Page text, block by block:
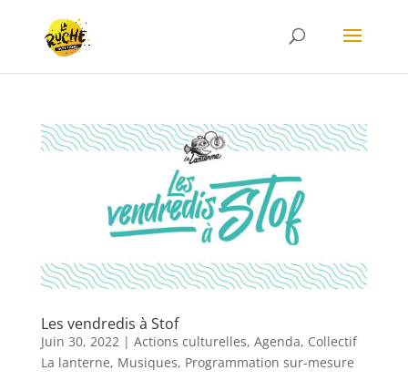
Les vendredis à Stof
Juin 30, 2022| Actions culturelles, Agenda, Collectif
La lanterne, Musiques, Programmation sur-mesure